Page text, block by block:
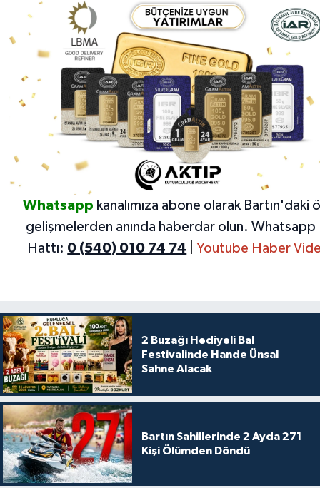
Whatsapp kanalımıza abone olarak Bartın'daki
gelişmelerden anında haberdar olun. Whatsapp
Hattı: 0 (540) 010 74 74 Youtube Haber
2 Buzağı Hediyeli Bal
Festivalinde Hande Ünsal
Sahne Alacak
Bartın Sahillerinde 2 Ayda 271
Kişi Ölümden Döndü